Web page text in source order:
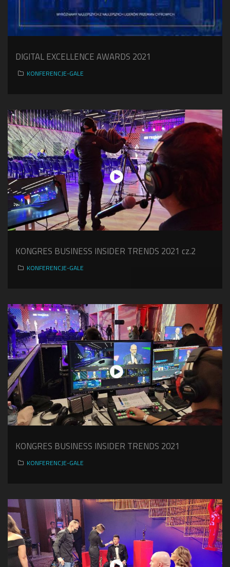
DIGITAL EXCELLENCE AWARDS 2021
KONFERENCJE-GALE
KONGRES BUSINESS INSIDER TRENDS 2021 cz.2
KONFERENCJE-GALE
KONGRES BUSINESS INSIDER TRENDS 2021
KONFERENCJE-GALE